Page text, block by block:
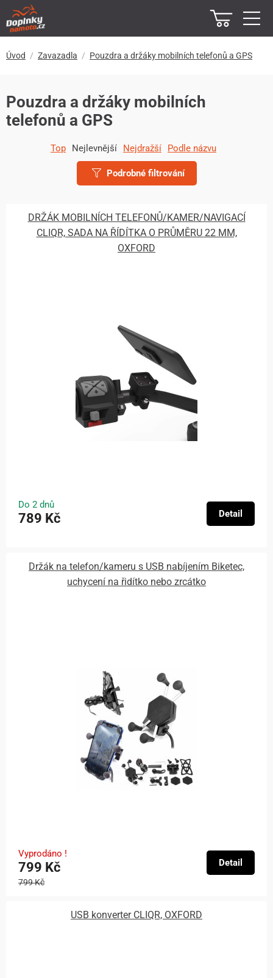
Úvod Zavazadla Pouzdra a držáky mobilních telefonů a GPS
Pouzdra a držáky mobilních
telefonů a GPS
Top Nejlevnější Nejdražší Podle názvu
Podrobné filtrování
DRŽÁK MOBILNÍCH TELEFONŮ/KAMER/NAVIGACÍ
CLIQR, SADA NA ŘÍDÍTKA O PRŮMĚRU 22 MM,
OXFORD
Do 2 dnů
789 Kč Detail
Držák na telefon/kameru s USB nabíjením Biketec,
uchycení na řidítko nebo zrcátko
Vyprodáno !
799 Kč
799 Kč
Detail
USB konverter CLIQR, OXFORD